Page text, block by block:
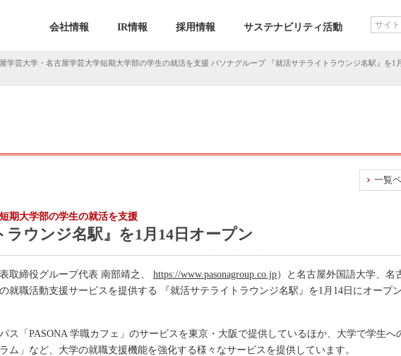
会社情報 IR情報 採用情報 サステナビリティ活動
学芸大学・名古屋学芸大学短期大学部の学生の就活を支援 パソナグループ 『就活サテライトラウンジ名駅』を1
一覧
期大学部の学生の就活を支援
ウンジ名駅』を1月14日オープン
取締役グループ代表 南部靖之、 https://www.pasonagroup.co.jp）と名古屋外国語大学、名
就職活動支援サービスを提供する 『就活サテライトラウンジ名駅』を1月14日にオープ
ス「PASONA 学職カフェ」のサービスを東京・大阪で提供しているほか、大学で学生へ
」など、大学の就職支援機能を強化する様々なサービスを提供しています。